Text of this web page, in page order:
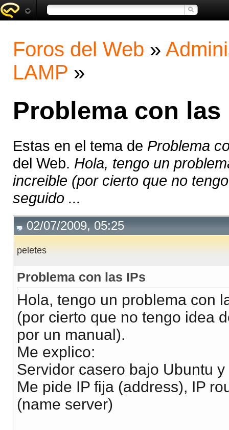
Foros del Web »
LAMP »
Problema con las
Estas en el tema de Problema
del Web. Hola, tengo un
increible (por cierto que no
seguido ...
02/07/2009, 05:25
peletes
Problema con las IPs
Hola, tengo un problema con
(por cierto que no tengo idea
por un manual).
Me explico:
Servidor casero bajo Ubuntu y
Me pide IP fija (address), IP
(name server)